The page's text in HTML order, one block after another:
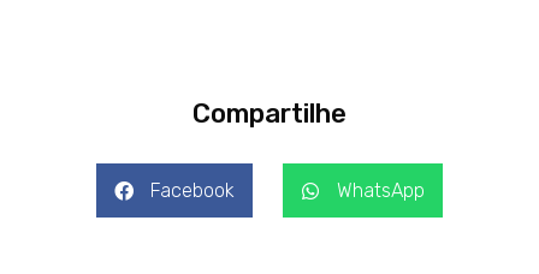
Compartilhe
Facebook WhatsApp